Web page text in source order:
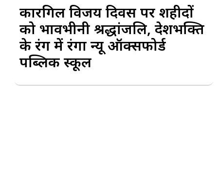
कारगिल विजय दिवस पर शहीदों
को भावभीनी श्रद्धांजलि, देशभक्ति
के रंग में रंगा न्यू ऑक्सफोर्ड
पब्लिक स्कूल